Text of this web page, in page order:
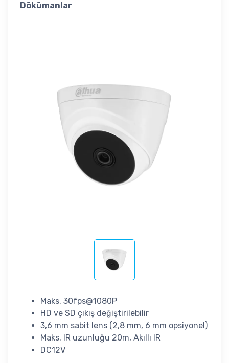
Dökümanlar
Maks. 30fps@1080P
HD ve SD çıkış değiştirilebilir
3,6 mm sabit lens (2,8 mm, 6 mm opsiyonel)
Maks. IR uzunluğu 20m, Akıllı IR
DC12V